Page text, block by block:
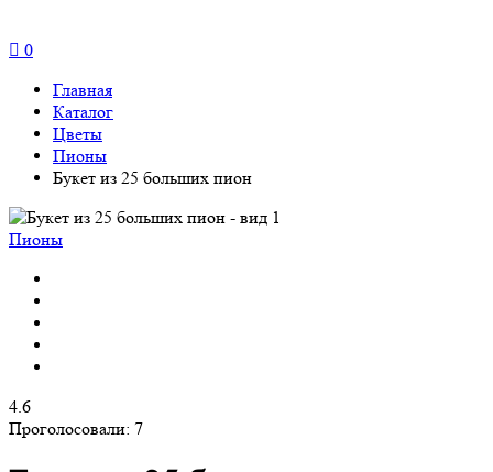
0
Главная
Каталог
Цветы
Пионы
Букет из 25 больших пион
Пионы
4.6
Проголосовали: 7